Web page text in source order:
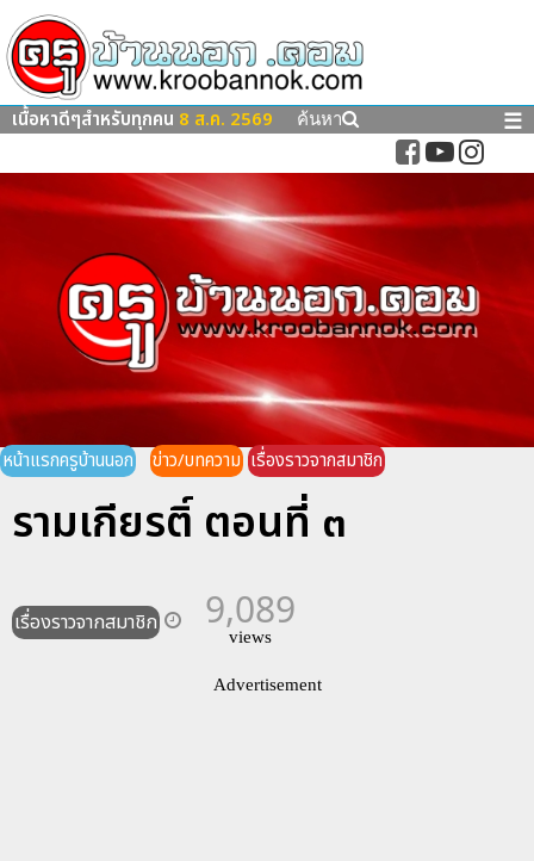
เนื้อหาดีๆสำหรับทุกคน 8 ส.ค. 2569 ค้นหา ☰
หน้าแรกครูบ้านนอก ข่าว/บทความ เรื่องราวจากสมาชิก
รามเกียรติ์ ตอนที่ ๓
เรื่องราวจากสมาชิก 9,089
views
Advertisement